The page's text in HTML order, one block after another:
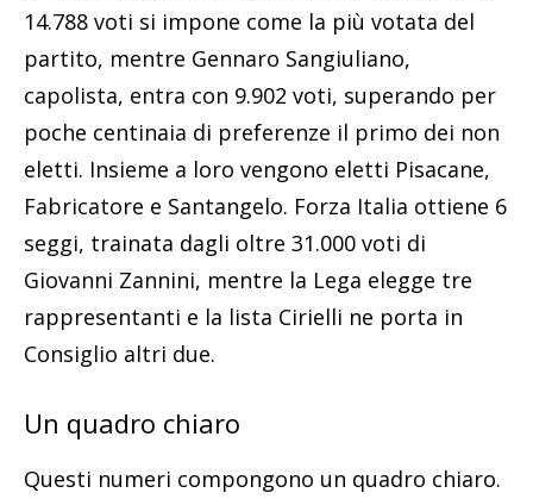
14.788 voti si impone come la più votata del
partito, mentre Gennaro Sangiuliano,
capolista, entra con 9.902 voti, superando per
poche centinaia di preferenze il primo dei non
eletti. Insieme a loro vengono eletti Pisacane,
Fabricatore e Santangelo. Forza Italia ottiene 6
seggi, trainata dagli oltre 31.000 voti di
Giovanni Zannini, mentre la Lega elegge tre
rappresentanti e la lista Cirielli ne porta in
Consiglio altri due.
Un quadro chiaro
Questi numeri compongono un quadro chiaro.